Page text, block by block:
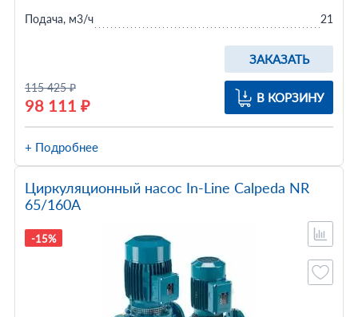
115 425 ₽
98 111 ₽
ЗАКАЗАТЬ
В КОРЗИНУ
Подача, м3/ч 21
+ Подробнее
Циркуляционный насос In-Line Calpeda NR
65/160A
-15%